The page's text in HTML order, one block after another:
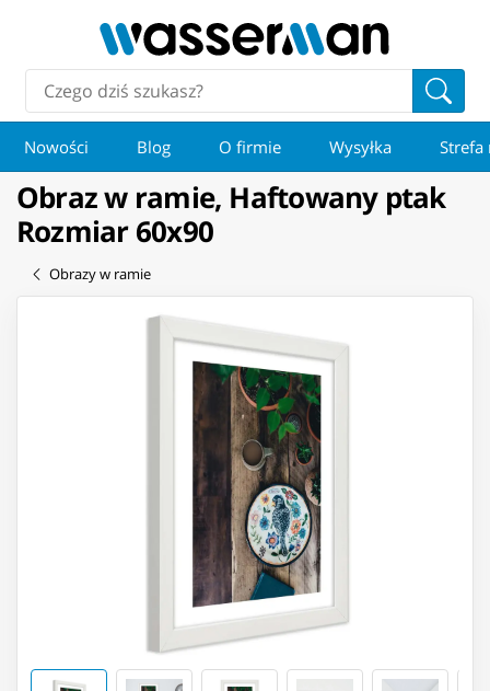
Nowości Blog O firmie Wysyłka Strefa
Obraz w ramie, Haftowany ptak
Rozmiar 60x90
Obrazy w ramie